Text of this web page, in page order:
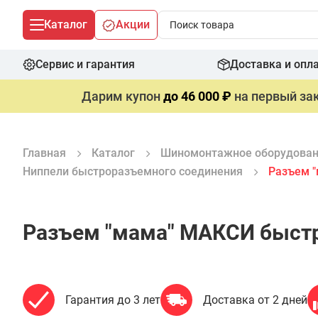
Каталог Акции
Сервис и гарантия Доставка и
Дарим купондо 46 000 ₽ на первый
Главная Каталог Шиномонтажное
Ниппели быстроразъемного соединения
Разъем
Разъем "мама" МАКСИ
Гарантия до 3 лет Доставка от 2 дней